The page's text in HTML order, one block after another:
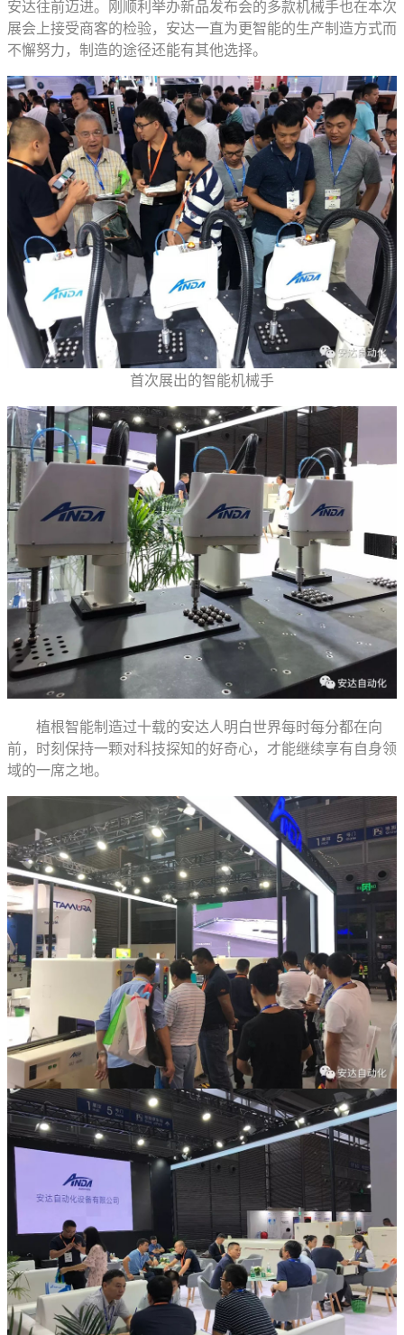
安达往前迈进。刚顺利举办新品发布会的多款机械手也在本次
展会上接受商客的检验，安达一直为更智能的生产制造方式而
不懈努力，制造的途径还能有其他选择。
首次展出的智能机械手
植根智能制造过十载的安达人明白世界每时每分都在向
前，时刻保持一颗对科技探知的好奇心，才能继续享有自身领
域的一席之地。